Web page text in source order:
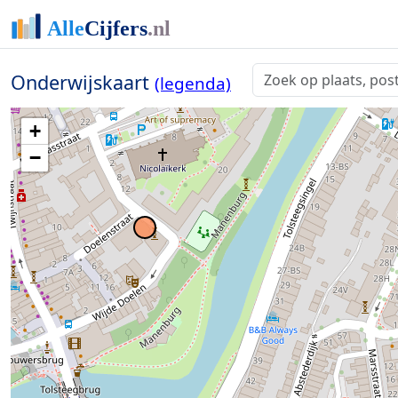
Onderwijskaart (legenda)
+
−